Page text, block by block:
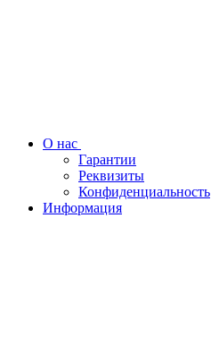
О нас
Гарантии
Реквизиты
Конфиденциальность
Информация